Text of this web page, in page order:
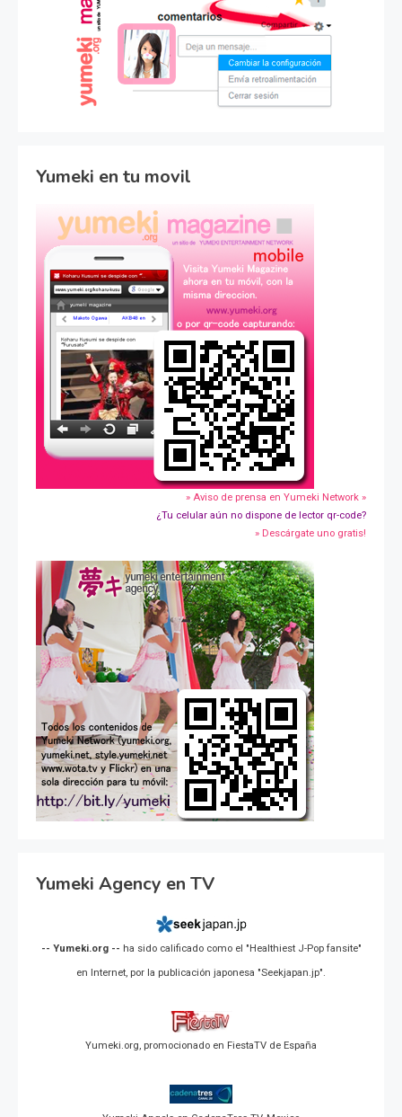
Yumeki en tu movil
» Aviso de prensa en Yumeki Network »
¿Tu celular aún no dispone de lector qr-code?
» Descárgate uno gratis!
Yumeki Agency en TV
-- Yumeki.org -- ha sido calificado como el "Healthiest J-Pop fansite"
en Internet, por la publicación japonesa "Seekjapan.jp".
Yumeki.org, promocionado en FiestaTV de España